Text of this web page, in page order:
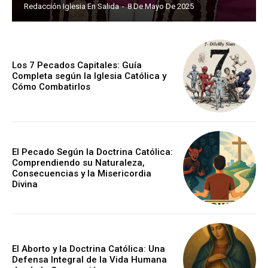
Redacción Iglesia En Salida - 8 De Mayo De 2025
Los 7 Pecados Capitales: Guía
Completa según la Iglesia Católica y
Cómo Combatirlos
El Pecado Según la Doctrina Católica:
Comprendiendo su Naturaleza,
Consecuencias y la Misericordia
Divina
El Aborto y la Doctrina Católica: Una
Defensa Integral de la Vida Humana